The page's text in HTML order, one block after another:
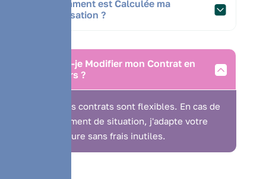
Comment est Calculée ma
Cotisation ?
Puis-je Modifier mon Contrat en
Cours ?
Oui, mes contrats sont flexibles. En cas de
changement de situation, j'adapte votre
couverture sans frais inutiles.